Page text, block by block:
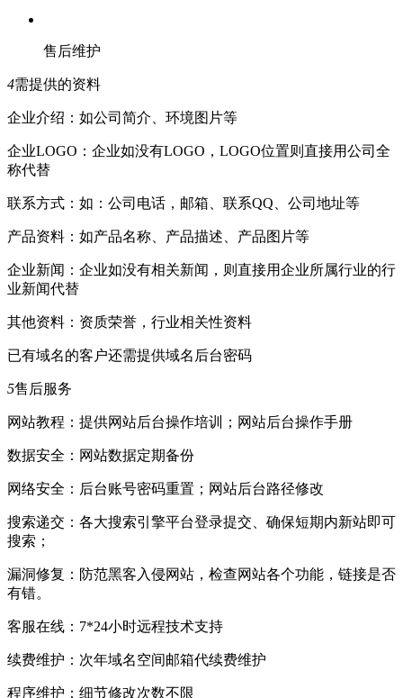
售后维护
4需提供的资料
企业介绍：如公司简介、环境图片等
企业LOGO：企业如没有LOGO，LOGO位置则直接用公司全
称代替
联系方式：如：公司电话，邮箱、联系QQ、公司地址等
产品资料：如产品名称、产品描述、产品图片等
企业新闻：企业如没有相关新闻，则直接用企业所属行业的行
业新闻代替
其他资料：资质荣誉，行业相关性资料
已有域名的客户还需提供域名后台密码
5售后服务
网站教程：提供网站后台操作培训；网站后台操作手册
数据安全：网站数据定期备份
网络安全：后台账号密码重置；网站后台路径修改
搜索递交：各大搜索引擎平台登录提交、确保短期内新站即可
搜索；
漏洞修复：防范黑客入侵网站，检查网站各个功能，链接是否
有错。
客服在线：7*24小时远程技术支持
续费维护：次年域名空间邮箱代续费维护
程序维护：细节修改次数不限